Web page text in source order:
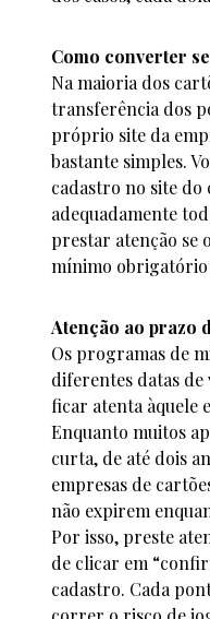
Como converter
Na maioria dos
transferência dos
próprio site da
bastante simples.
cadastro no site
adequadamente
prestar atenção se
mínimo
Atenção ao prazo
Os programas de
diferentes datas
ficar atenta àquele
Enquanto muitos
curta, de até dois
empresas de
não expirem
Por isso, preste
de clicar em
cadastro. Cada